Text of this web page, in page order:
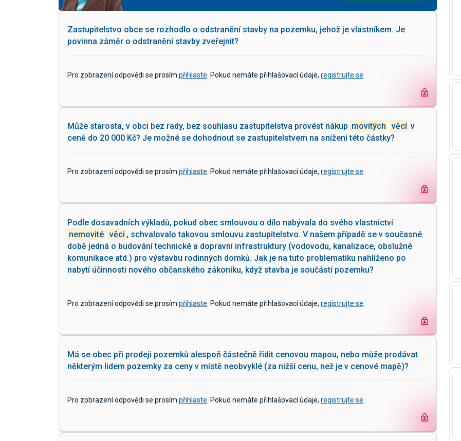
Zastupitelstvo obce se rozhodlo o odstranění stavby na pozemku, jehož je vlastníkem. Je
povinna záměr o odstranění stavby zveřejnit?
Pro zobrazení odpovědi se prosím přihlaste . Pokud nemáte přihlašovací údaje, registrujte se
Může starosta, v obci bez rady, bez souhlasu zastupitelstva provést nákup movitých věcí v
ceně do 20 000 Kč? Je možné se dohodnout se zastupitelstvem na snížení této částky?
Pro zobrazení odpovědi se prosím přihlaste . Pokud nemáte přihlašovací údaje, registrujte se
Podle dosavadních výkladů, pokud obec smlouvou o dílo nabývala do svého vlastnictví
nemovité věci , schvalovalo takovou smlouvu zastupitelstvo. V našem případě se v současné
době jedná o budování technické a dopravní infrastruktury (vodovodu, kanalizace, obslužné
komunikace atd.) pro výstavbu rodinných domků. Jak je na tuto problematiku nahlíženo po
nabytí účinnosti nového občanského zákoníku, když stavba je součástí pozemku?
Pro zobrazení odpovědi se prosím přihlaste . Pokud nemáte přihlašovací údaje, registrujte se
Má se obec při prodeji pozemků alespoň částečně řídit cenovou mapou, nebo může prodávat
některým lidem pozemky za ceny v místě neobvyklé (za nižší cenu, než je v cenové mapě)?
Pro zobrazení odpovědi se prosím přihlaste . Pokud nemáte přihlašovací údaje, registrujte se